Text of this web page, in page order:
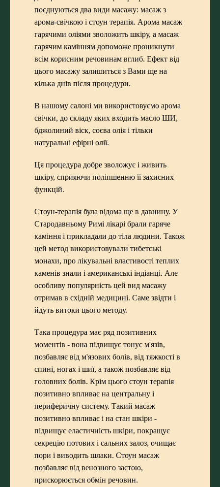
поєднуються два види масажу: масаж з
арома-свічкою і стоун терапія. Арома масаж
гарячими оліями зволожить шкіру, а масаж
гарячим камінням допоможе проникнути
всім корисним речовинам вглиб. Ефект від
цього масажу залишиться з Вами ще на
кілька днів після процедури.
В нашому салоні ми використовуємо арома
свічки, до складу яких входить масло ШИ,
бджолиний віск, соєва олія і тільки
натуральні ефірні олії.
Ця процедура добре зволожує і живить
шкіру, сприяючи поліпшенню її захисних
функцій.
Стоун-терапія була відома ще в давнину. У
Стародавньому Римі лікарі брали гаряче
каміння і прикладали до тіла людини. Також
цей метод використовували тибетські
монахи, про лікувальні властивості теплих
каменів знали і американські індіанці. Але
особливу популярність цей вид масажу
отримав в східній медицині. Саме звідти і
йдуть витоки цього методу.
Така процедура має ряд позитивних
моментів - вона підвищує тонус м'язів,
позбавляє від м'язових болів, від тяжкості в
спині, ногах і шиї, а також позбавляє від
головних болів. Крім цього стоун терапія
позитивно впливає на центральну і
периферичну систему. Такий масаж
позитивно впливає і на стан шкіри -
підвищує еластичність шкіри, покращує
секрецію потових і сальних залоз, очищає
пори і виводить шлаки. Стоун масаж
позбавляє від венозного застою,
прискорюється обмін речовин.